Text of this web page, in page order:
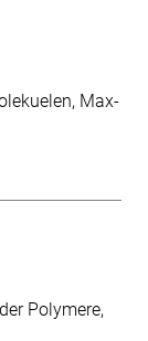
Max-
Polymere